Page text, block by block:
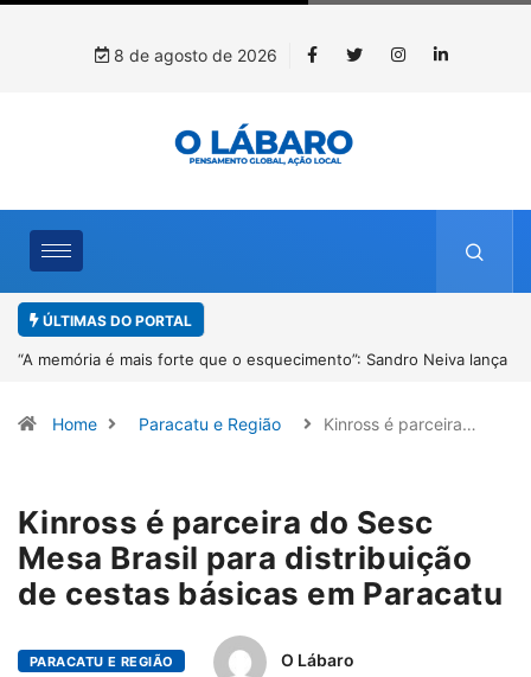
8 de agosto de 2026
ÚLTIMAS DO PORTAL
4º Fliparacatu tem inscrições abertas para o Prêmio de Redação e
Home Paracatu e Região Kinross é parceira…
Kinross é parceira do Sesc
Mesa Brasil para distribuição
de cestas básicas em Paracatu
PARACATU E REGIÃO O Lábaro